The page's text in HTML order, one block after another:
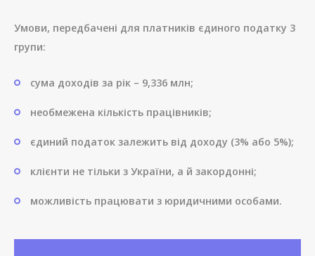
Умови, передбачені для платників єдиного податку 3
групи:
сума доходів за рік – 9,336 млн;
необмежена кількість працівників;
єдиний податок залежить від доходу (3% або 5%);
клієнти не тільки з України, а й закордонні;
можливість працювати з юридичними особами.